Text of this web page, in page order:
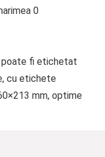
0
poate fi etichetat
cu etichete
mm, optime